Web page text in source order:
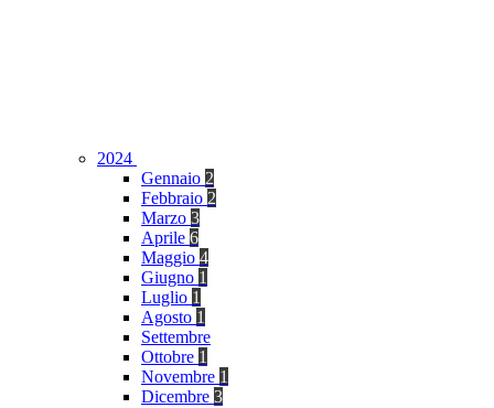
2024
Gennaio 2
Febbraio 2
Marzo 3
Aprile 6
Maggio 4
Giugno 1
Luglio 1
Agosto 1
Settembre
Ottobre 1
Novembre 1
Dicembre 3